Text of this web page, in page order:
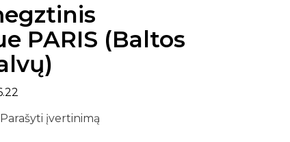
PARIS (Baltos
Parašyti įvertinimą